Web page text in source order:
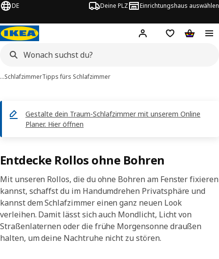
DE Deine PLZ Einrichtungshaus auswählen
Hej! Jetzt anmelden.
Einkaufsliste
…SchlafzimmerTipps fürs Schlafzimmer
Gestalte dein Traum-Schlafzimmer mit unserem Online
Planer. Hier öffnen
Entdecke Rollos ohne Bohren
Mit unseren Rollos, die du ohne Bohren am Fenster fixieren
kannst, schaffst du im Handumdrehen Privatsphäre und
kannst dem Schlafzimmer einen ganz neuen Look
verleihen. Damit lässt sich auch Mondlicht, Licht von
Straßenlaternen oder die frühe Morgensonne draußen
halten, um deine Nachtruhe nicht zu stören.